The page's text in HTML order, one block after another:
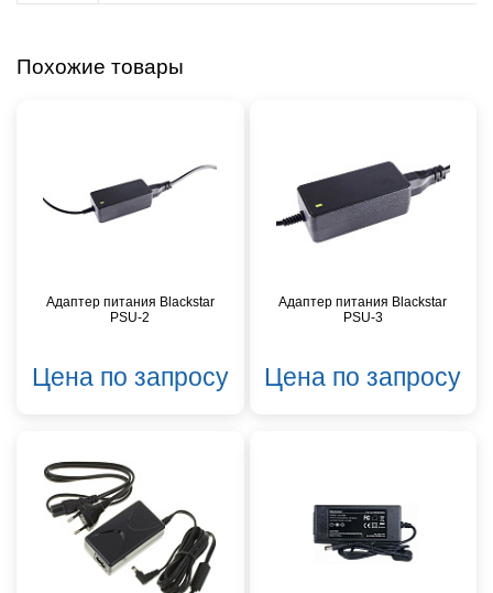
Похожие товары
Адаптер питания Blackstar
PSU-2
Цена по запросу
Адаптер питания Blackstar
PSU-3
Цена по запросу